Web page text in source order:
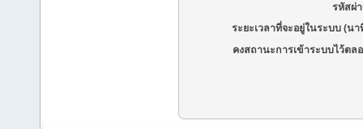
รหัสผ่
ระยะเวลาที่จะอยู่ในระบบ (นา
คงสถานะการเข้าระบบไว้ตล